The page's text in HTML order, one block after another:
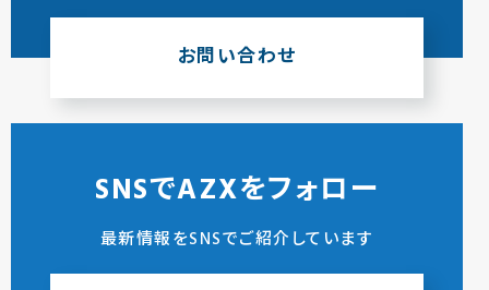
お問い合わせ
SNSでAZXをフォロー
最新情報をSNSでご紹介しています